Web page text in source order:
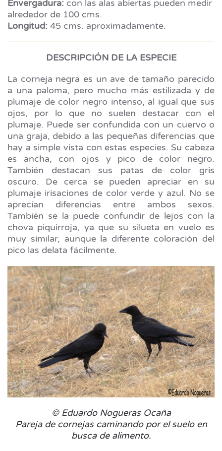
Envergadura: con las alas abiertas pueden medir
alrededor de 100 cms.
Longitud: 45 cms. aproximadamente.
DESCRIPCIÓN DE LA ESPECIE
La corneja negra es un ave de tamaño parecido
a una paloma, pero mucho más estilizada y de
plumaje de color negro intenso, al igual que sus
ojos, por lo que no suelen destacar con el
plumaje. Puede ser confundida con un cuervo o
una graja, debido a las pequeñas diferencias que
hay a simple vista con estas especies. Su cabeza
es ancha, con ojos y pico de color negro.
También destacan sus patas de color gris
oscuro. De cerca se pueden apreciar en su
plumaje irisaciones de color verde y azul. No se
aprecian diferencias entre ambos sexos.
También se la puede confundir de lejos con la
chova piquirroja, ya que su silueta en vuelo es
muy similar, aunque la diferente coloración del
pico las delata fácilmente.
© Eduardo Nogueras Ocaña
Pareja de cornejas caminando por el suelo en
busca de alimento.